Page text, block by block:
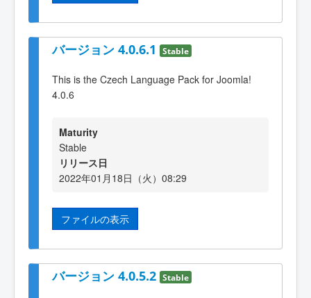
バージョン 4.0.6.1 Stable
This is the Czech Language Pack for Joomla!
4.0.6
Maturity
Stable
リリース日
2022年01月18日（火）08:29
ファイルの表示
バージョン 4.0.5.2 Stable